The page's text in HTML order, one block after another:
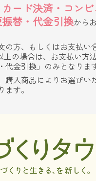
ード決済・コン
替・代金引換から
の方、もしくはお支払い
上の場合は、お支払い方
代金引換」のみとなりま
購入商品によりお選びい
す。